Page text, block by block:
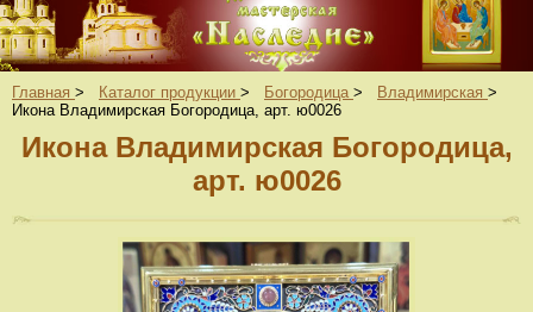
Главная > Каталог продукции > Богородица > Владимирская >
Икона Владимирская Богородица, арт. ю0026
Икона Владимирская Богородица,
арт. ю0026